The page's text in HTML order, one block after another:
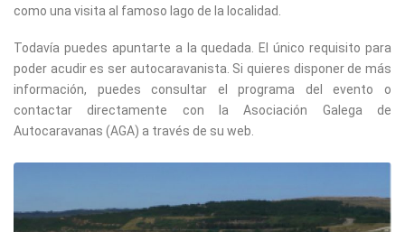
como una visita al famoso lago de la localidad.
Todavía puedes apuntarte a la quedada. El único requisito para
poder acudir es ser autocaravanista. Si quieres disponer de más
información, puedes consultar el programa del evento o
contactar directamente con la Asociación Galega de
Autocaravanas (AGA) a través de su web.